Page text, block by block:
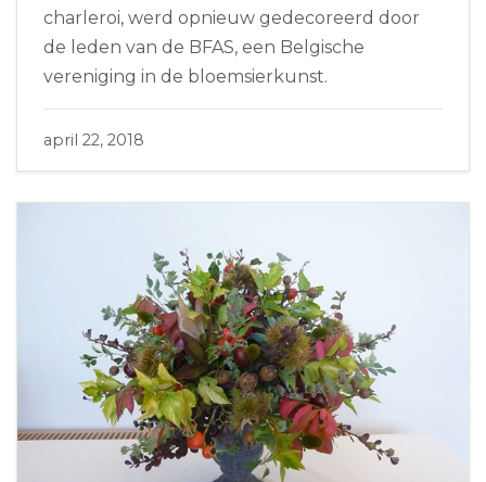
charleroi, werd opnieuw gedecoreerd door
de leden van de BFAS, een Belgische
vereniging in de bloemsierkunst.
april 22, 2018